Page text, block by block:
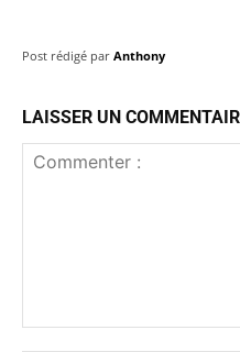
Post rédigé par Anthony
LAISSER UN